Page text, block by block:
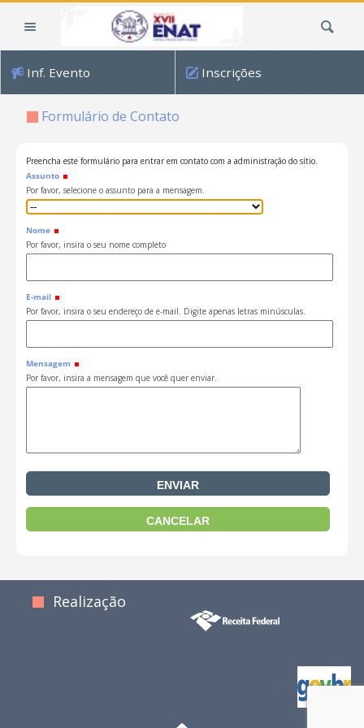
Inf. Evento Inscrições
Formulário de Contato
Preencha este formulário para entrar em contato com a administração do sítio.
Assunto
Por favor, selecione o assunto para a mensagem.
Nome
Por favor, insira o seu nome completo
E-mail
Por favor, insira o seu endereço de e-mail. Digite apenas letras minúsculas.
Mensagem
Por favor, insira a mensagem que você quer enviar.
Realização